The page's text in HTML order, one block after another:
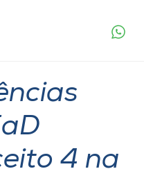
4 na